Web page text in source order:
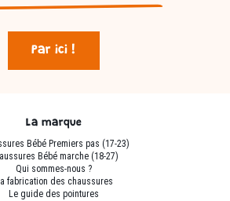
Par ici !
La marque
Bébé Premiers pas (17-23)
Bébé marche (18-27)
Qui sommes-nous ?
fabrication des chaussures
Le guide des pointures